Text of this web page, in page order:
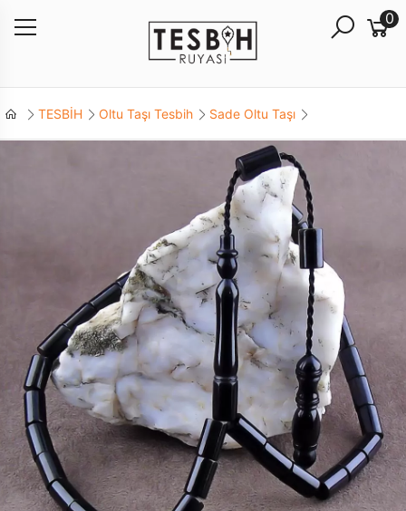
0
TESBİH Oltu Taşı Tesbih Sade Oltu Taşı